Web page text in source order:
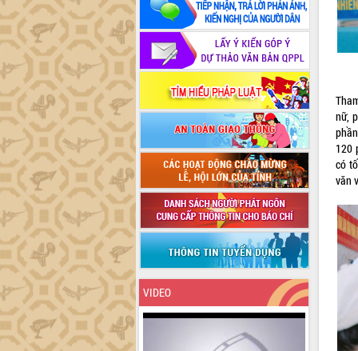
VIDEO
nữ,
120
có
văn